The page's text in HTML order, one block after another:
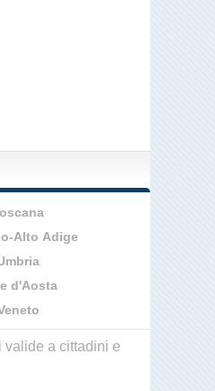
Alto Adige
d'Aosta
valide a cittadini e